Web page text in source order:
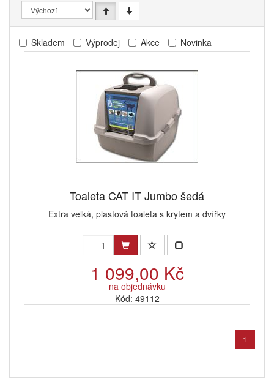
Skladem Výprodej Akce Novinka
Toaleta CAT IT Jumbo šedá
Extra velká, plastová toaleta s krytem a dvířky
1 099,00 Kč
na objednávku
Kód: 49112
1